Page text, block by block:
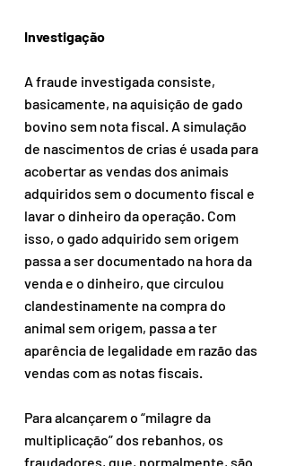
Investigação
A fraude investigada consiste,
basicamente, na aquisição de gado
bovino sem nota fiscal. A simulação
de nascimentos de crias é usada para
acobertar as vendas dos animais
adquiridos sem o documento fiscal e
lavar o dinheiro da operação. Com
isso, o gado adquirido sem origem
passa a ser documentado na hora da
venda e o dinheiro, que circulou
clandestinamente na compra do
animal sem origem, passa a ter
aparência de legalidade em razão das
vendas com as notas fiscais.
Para alcançarem o “milagre da
multiplicação” dos rebanhos, os
fraudadores, que, normalmente, são